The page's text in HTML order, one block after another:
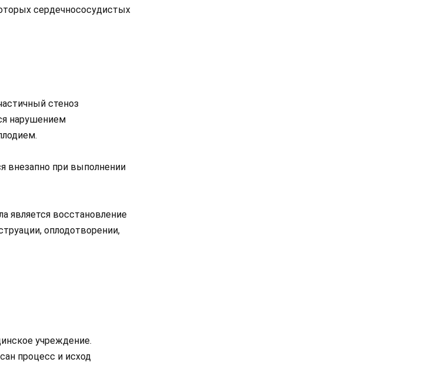
сердечнососудистых
стеноз
нарушением
внезапно при выполнении
является восстановление
оплодотворении,
учреждение.
процесс и исход